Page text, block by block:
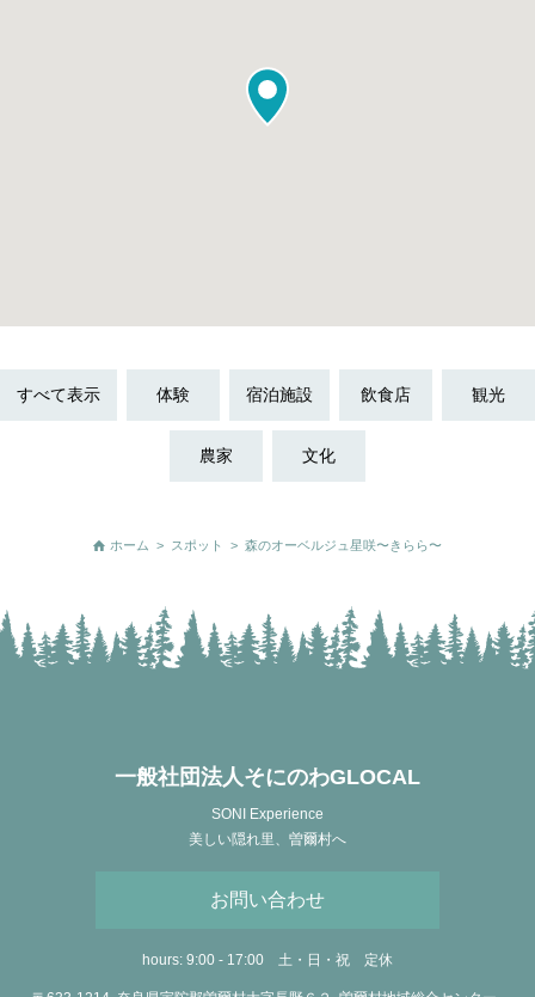
すべて表示 体験 宿泊施設 飲食店 観光
農家 文化
ホーム > スポット > 森のオーベルジュ星咲〜きらら〜
一般社団法人そにのわGLOCAL
SONI Experience
美しい隠れ里、曽爾村へ
お問い合わせ
hours: 9:00 - 17:00 土・日・祝 定休